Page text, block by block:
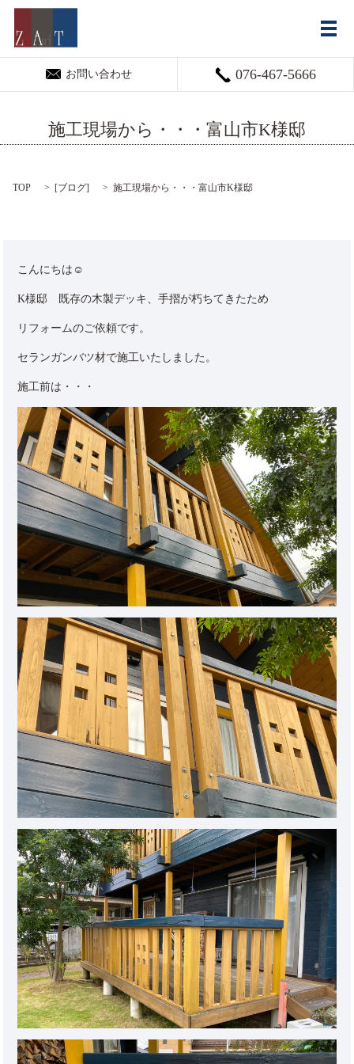
お問い合わせ 076-467-5666
メ
施工現場から・・・富山市K様邸
TOP [ブログ] 施工現場から・・・富山市K様邸
こんにちは☺
K様邸 既存の木製デッキ、手摺が朽ちてきたため
リフォームのご依頼です。
セランガンバツ材で施工いたしました。
施工前は・・・